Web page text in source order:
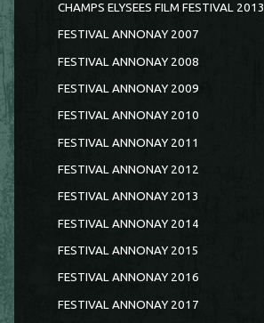
CHAMPS ELYSEES FILM FESTIVAL 2013
FESTIVAL ANNONAY 2007
FESTIVAL ANNONAY 2008
FESTIVAL ANNONAY 2009
FESTIVAL ANNONAY 2010
FESTIVAL ANNONAY 2011
FESTIVAL ANNONAY 2012
FESTIVAL ANNONAY 2013
FESTIVAL ANNONAY 2014
FESTIVAL ANNONAY 2015
FESTIVAL ANNONAY 2016
FESTIVAL ANNONAY 2017